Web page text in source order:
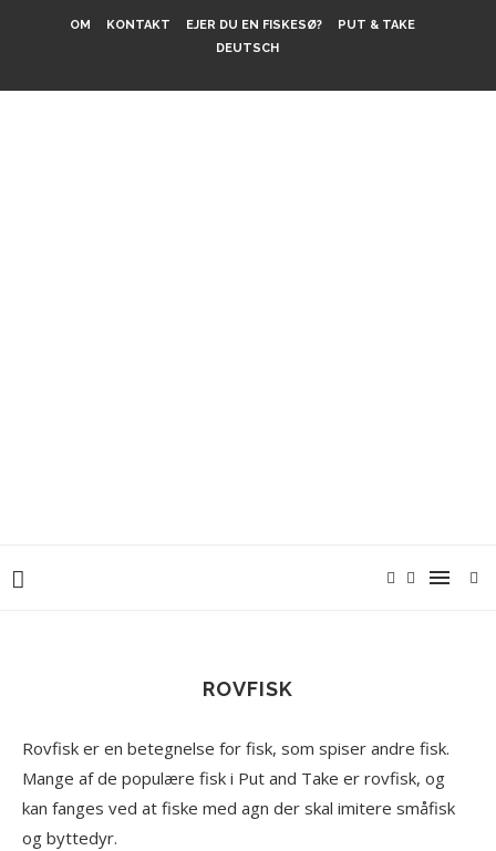
OM KONTAKT EJER DU EN FISKESØ?
PUT & TAKE
DEUTSCH
ROVFISK
Rovfisk er en betegnelse for fisk, som spiser andre fisk.
Mange af de populære fisk i Put and Take er rovfisk, og
kan fanges ved at fiske med agn der skal imitere småfisk
og byttedyr.